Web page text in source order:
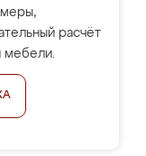
расчёт
мебели.